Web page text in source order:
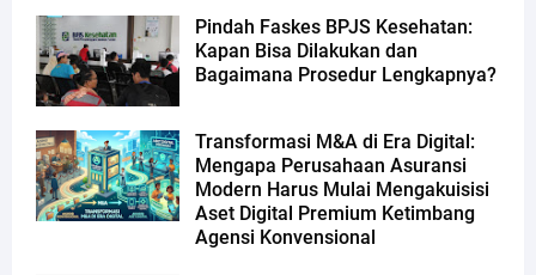
Pindah Faskes BPJS Kesehatan:
Kapan Bisa Dilakukan dan
Bagaimana Prosedur Lengkapnya?
Transformasi M&A di Era Digital:
Mengapa Perusahaan Asuransi
Modern Harus Mulai Mengakuisisi
Aset Digital Premium Ketimbang
Agensi Konvensional